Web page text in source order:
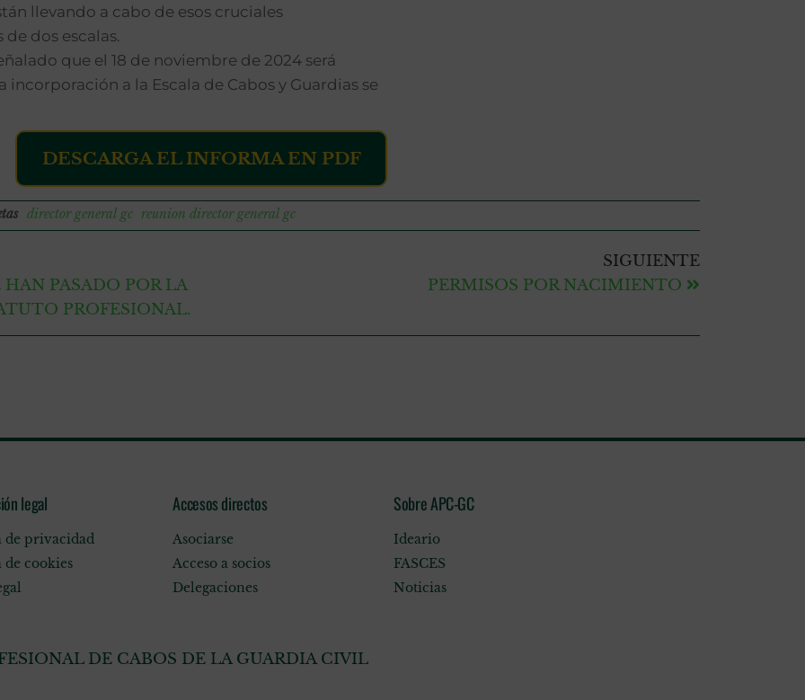
llevando a cabo de esos cruciales
dos escalas.
que el 18 de noviembre de 2024 será
a la Escala de Cabos y Guardias se
DESCARGA EL INFORMA EN PDF
director general gc reunion director general gc
PASADO POR LA
PROFESIONAL.
SIGUIENTE
PERMISOS POR NACIMIENTO
legal
de privacidad
de cookies
Accesos directos
Asociarse
Acceso a socios
Delegaciones
Sobre APC-GC
Ideario
FASCES
Noticias
DE CABOS DE LA GUARDIA CIVIL